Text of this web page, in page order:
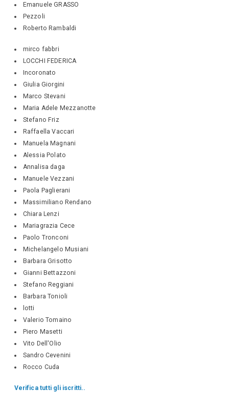
Emanuele GRASSO
Pezzoli
Roberto Rambaldi
mirco fabbri
LOCCHI FEDERICA
Incoronato
Giulia Giorgini
Marco Stevani
Maria Adele Mezzanotte
Stefano Friz
Raffaella Vaccari
Manuela Magnani
Alessia Polato
Annalisa daga
Manuele Vezzani
Paola Paglierani
Massimiliano Rendano
Chiara Lenzi
Mariagrazia Cece
Paolo Tronconi
Michelangelo Musiani
Barbara Grisotto
Gianni Bettazzoni
Stefano Reggiani
Barbara Tonioli
lotti
Valerio Tomaino
Piero Masetti
Vito Dell'Olio
Sandro Cevenini
Rocco Cuda
Verifica tutti gli iscritti..